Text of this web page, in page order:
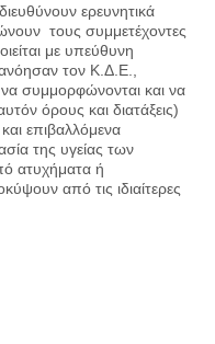
ερευνητικά
τους συμμετέχοντες
με υπεύθυνη
τον Κ.Δ.Ε.,
συμμορφώνονται και να
όρους και διατάξεις)
επιβαλλόμενα
της υγείας των
ατυχήματα ή
από τις ιδιαίτερες